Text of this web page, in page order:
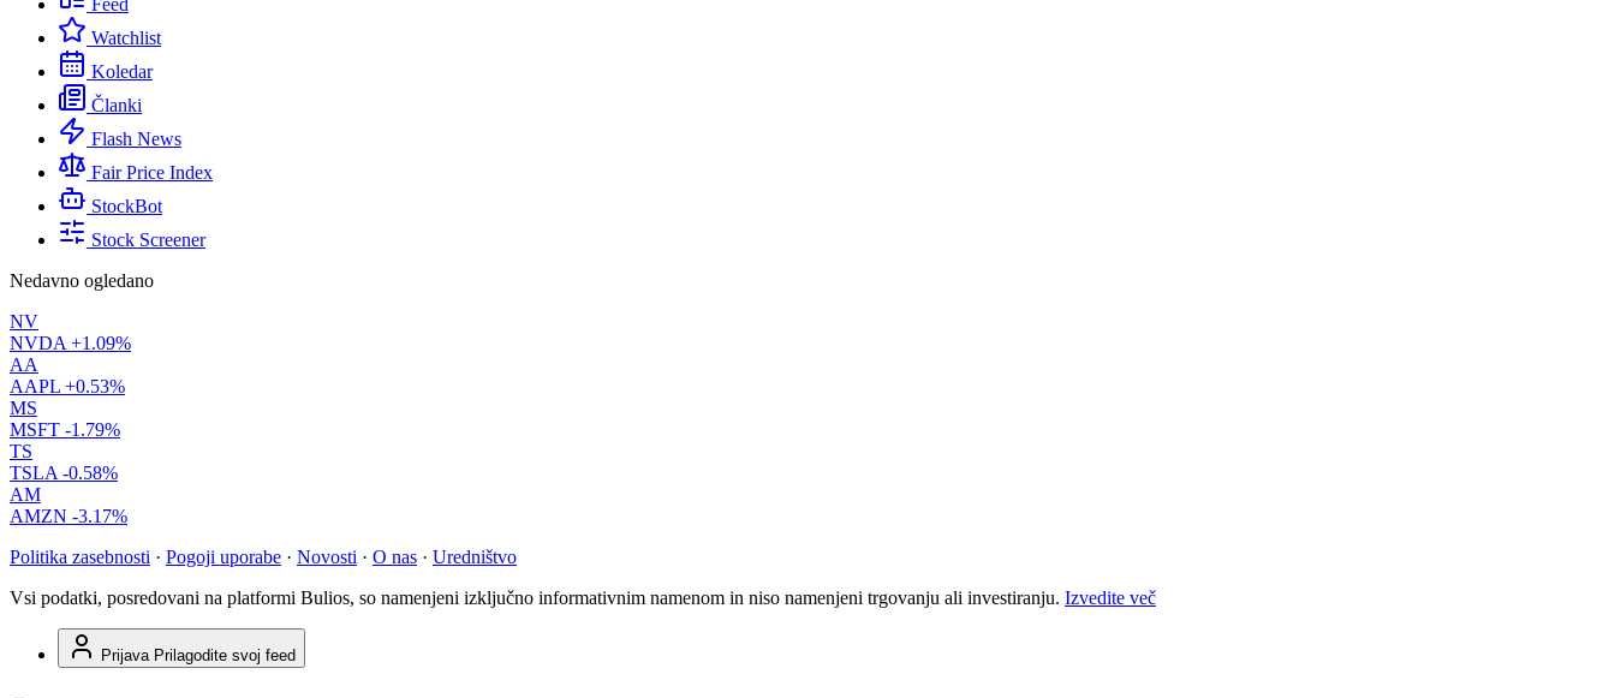
Feed
Watchlist
Koledar
Članki
Flash News
Fair Price Index
StockBot
Stock Screener
Nedavno ogledano
NV
NVDA +1.09%
AA
AAPL +0.53%
MS
MSFT -1.79%
TS
TSLA -0.58%
AM
AMZN -3.17%
Politika zasebnosti · Pogoji uporabe · Novosti · O nas · Uredništvo
Vsi podatki, posredovani na platformi Bulios, so namenjeni izključno informativnim namenom in niso namenjeni trgovanju ali investiranju. Izvedite več
Prijava Prilagodite svoj feed